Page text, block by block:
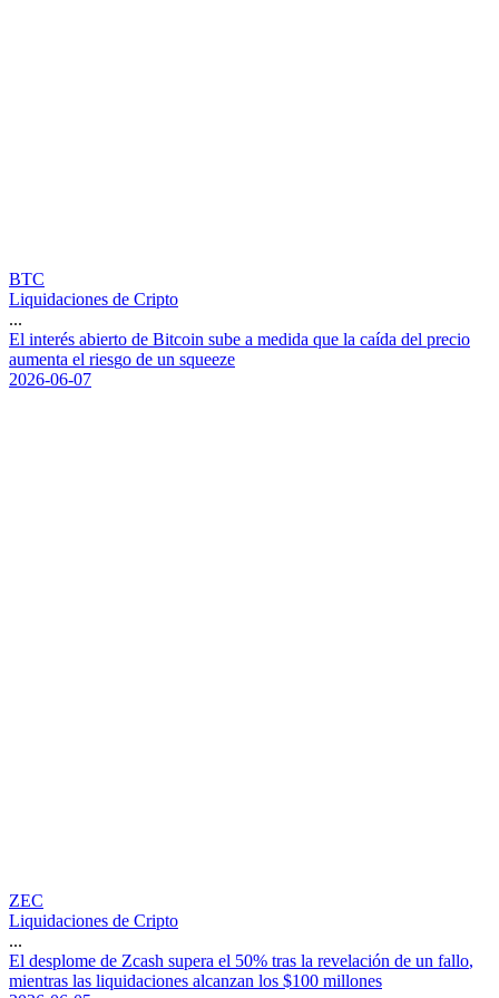
BTC
Liquidaciones de Cripto
...
El interés abierto de Bitcoin sube a medida que la caída del precio
aumenta el riesgo de un squeeze
2026-06-07
ZEC
Liquidaciones de Cripto
...
El desplome de Zcash supera el 50% tras la revelación de un fallo,
mientras las liquidaciones alcanzan los $100 millones